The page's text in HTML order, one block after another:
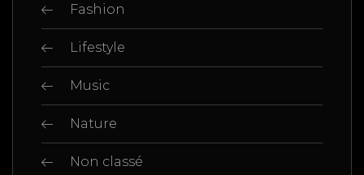
Fashion
Lifestyle
Music
Nature
Non classé